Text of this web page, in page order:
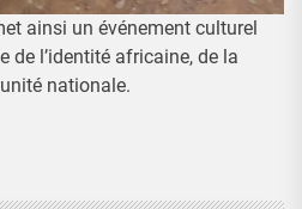
ainsi un événement culturel
de l’identité africaine, de la
nationale.